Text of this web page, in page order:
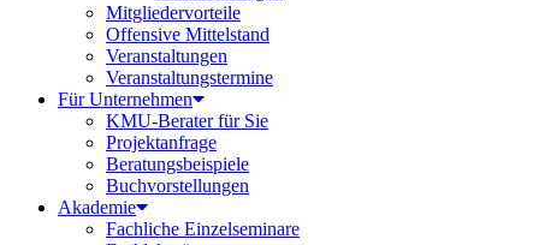
Mitgliedervorteile
Offensive Mittelstand
Veranstaltungen
Veranstaltungstermine
Für Unternehmen
KMU-Berater für Sie
Projektanfrage
Beratungsbeispiele
Buchvorstellungen
Akademie
Fachliche Einzelseminare